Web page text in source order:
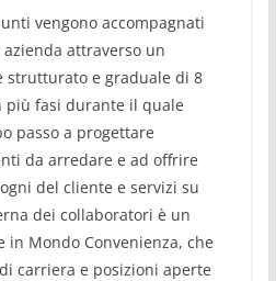
vengono accompagnati
attraverso un
strutturato e graduale di 8
più fasi durante il quale
passo a progettare
da arredare e ad offrire
del cliente e servizi su
dei collaboratori è un
Mondo Convenienza, che
carriera e posizioni aperte